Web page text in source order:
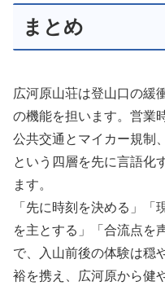
まとめ
広河原山荘は登山口の緩
の機能を担います。営業
公共交通とマイカー規制
という四層を先に言語化
ます。
「先に時刻を決める」
を主とする」「合流点を
で、入山前後の体験は穏
裕を携え、広河原から健